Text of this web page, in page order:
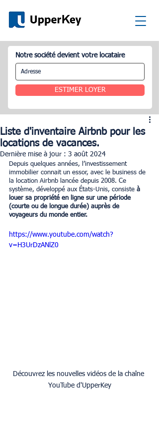
Notre société devient votre locataire
ESTIMER LOYER
Liste d'inventaire Airbnb pour les
locations de vacances.
Dernière mise à jour : 3 août 2024
Depuis quelques années, l’investissement
immobilier connait un essor, avec le business de
la location Airbnb lancée depuis 2008. Ce
système, développé aux États-Unis, consiste à
louer sa propriété en ligne sur une période
(courte ou de longue durée) auprès de
voyageurs du monde entier.
https://www.youtube.com/watch?
v=H3UrDzANlZ0
Découvrez les nouvelles vidéos de la chaîne
YouTube d'UpperKey